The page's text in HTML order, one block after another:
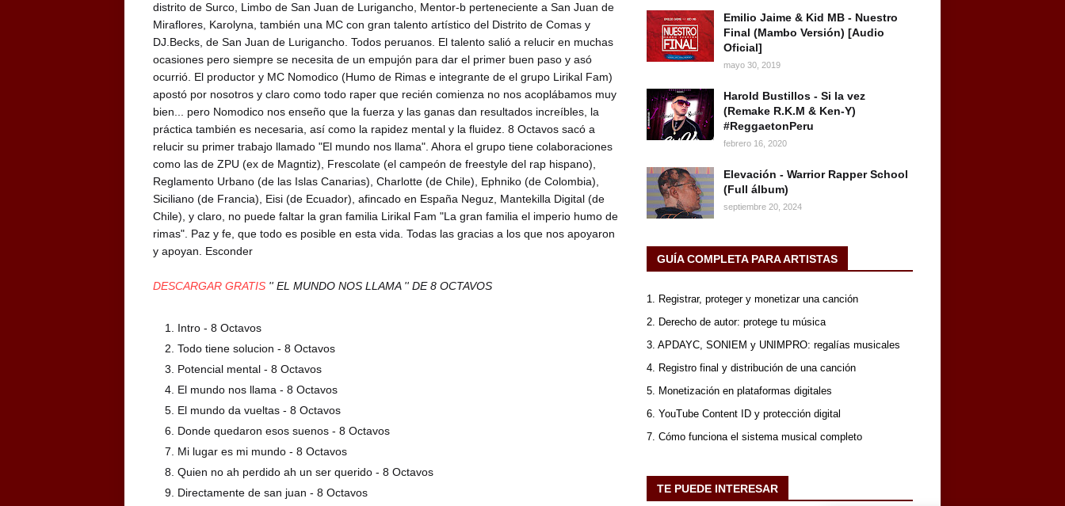
distrito de Surco, Limbo de San Juan de Lurigancho, Mentor-b perteneciente a San Juan de
Miraflores, Karolyna, también una MC con gran talento artístico del Distrito de Comas y
DJ.Becks, de San Juan de Lurigancho. Todos peruanos. El talento salió a relucir en muchas
ocasiones pero siempre se necesita de un empujón para dar el primer buen paso y asó
ocurrió. El productor y MC Nomodico (Humo de Rimas e integrante de el grupo Lirikal Fam)
apostó por nosotros y claro como todo raper que recién comienza no nos acoplábamos muy
bien... pero Nomodico nos enseño que la fuerza y las ganas dan resultados increíbles, la
práctica también es necesaria, así como la rapidez mental y la fluidez. 8 Octavos sacó a
relucir su primer trabajo llamado "El mundo nos llama". Ahora el grupo tiene colaboraciones
como las de ZPU (ex de Magntiz), Frescolate (el campeón de freestyle del rap hispano),
Reglamento Urbano (de las Islas Canarias), Charlotte (de Chile), Ephniko (de Colombia),
Siciliano (de Francia), Eisi (de Ecuador), afincado en España Neguz, Mantekilla Digital (de
Chile), y claro, no puede faltar la gran familia Lirikal Fam "La gran familia el imperio humo de
rimas". Paz y fe, que todo es posible en esta vida. Todas las gracias a los que nos apoyaron
y apoyan. Esconder
DESCARGAR GRATIS '' EL MUNDO NOS LLAMA '' DE 8 OCTAVOS
Intro - 8 Octavos
Todo tiene solucion - 8 Octavos
Potencial mental - 8 Octavos
El mundo nos llama - 8 Octavos
El mundo da vueltas - 8 Octavos
Donde quedaron esos suenos - 8 Octavos
Mi lugar es mi mundo - 8 Octavos
Quien no ah perdido ah un ser querido - 8 Octavos
Directamente de san juan - 8 Octavos
Emilio Jaime & Kid MB - Nuestro
Final (Mambo Versión) [Audio
Oficial]
mayo 30, 2019
Harold Bustillos - Si la vez
(Remake R.K.M & Ken-Y)
#ReggaetonPeru
febrero 16, 2020
Elevación - Warrior Rapper School
(Full álbum)
septiembre 20, 2024
GUÍA COMPLETA PARA ARTISTAS
1. Registrar, proteger y monetizar una canción
2. Derecho de autor: protege tu música
3. APDAYC, SONIEM y UNIMPRO: regalías musicales
4. Registro final y distribución de una canción
5. Monetización en plataformas digitales
6. YouTube Content ID y protección digital
7. Cómo funciona el sistema musical completo
TE PUEDE INTERESAR